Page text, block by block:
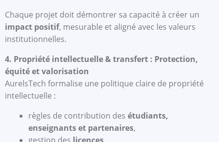
Chaque projet doit démontrer sa capacité à créer un
impact positif, mesurable et aligné avec les valeurs
institutionnelles.
4. Propriété intellectuelle & transfert : Protection,
équité et valorisation
AurelsTech formalise une politique claire de propriété
intellectuelle :
règles de contribution des étudiants,
enseignants et partenaires,